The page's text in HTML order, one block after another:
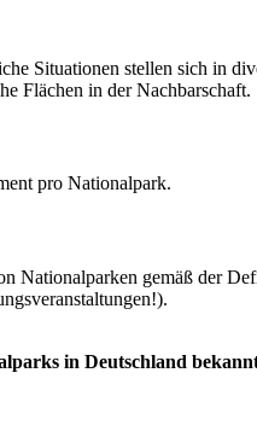
Situationen stellen sich in
Flächen in der Nachbarschaft.
pro Nationalpark.
Nationalparken gemäß der
in Deutschland